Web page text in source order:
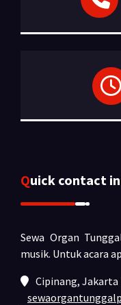
Quick contact
Sewa Organ
musik. Untuk acara
Cipinang,